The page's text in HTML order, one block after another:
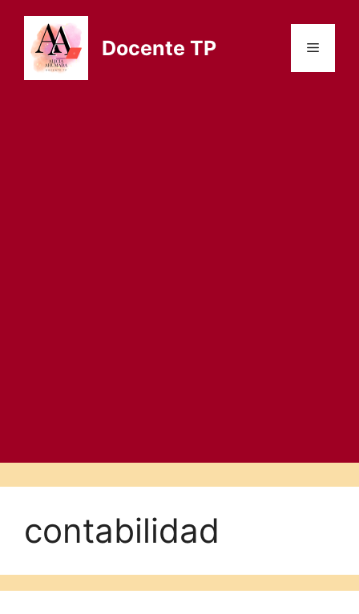
contenido
Docente TP Menú
contabilidad